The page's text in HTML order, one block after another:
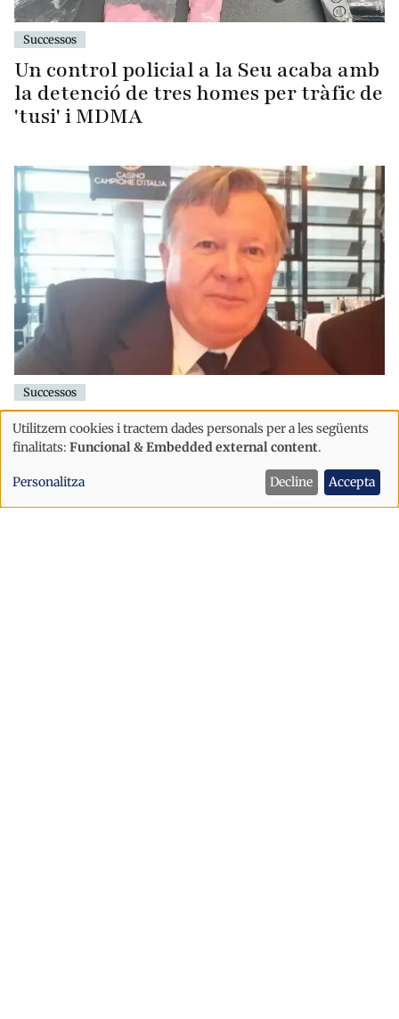
Successos
Un control policial a la Seu acaba amb
la detenció de tres homes per tràfic de
'tusi' i MDMA
Successos
La Policia no pot confirmar el parador
de Jean Louis Pérez Pradère
Ús
de
dades
Utilitzem cookies i tractem dades personals per a les següents
finalitats: Funcional & Embedded external content.
Personalitza Decline Accepta